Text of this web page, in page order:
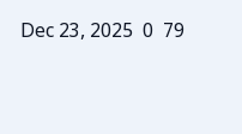
Dec 23, 2025 0 79